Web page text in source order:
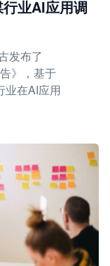
业AI应用调
发布了
》，基于
业在AI应用